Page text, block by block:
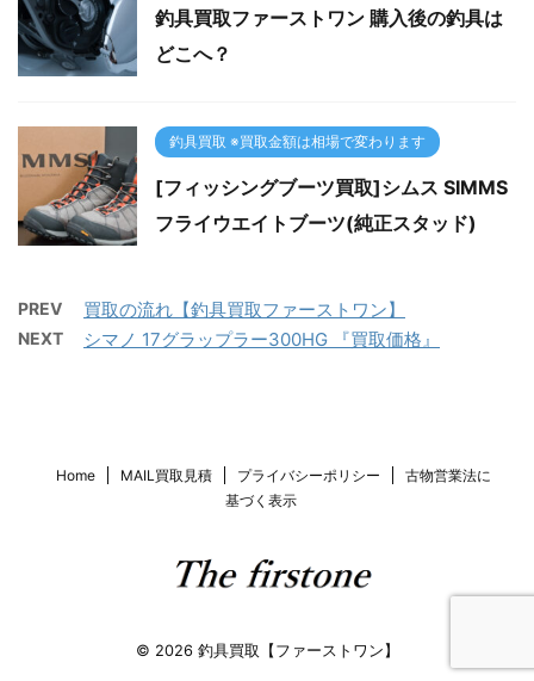
釣具買取ファーストワン 購入後の釣具は
どこへ？
釣具買取 ※買取金額は相場で変わります
[フィッシングブーツ買取]シムス SIMMS
フライウエイトブーツ(純正スタッド)
PREV 買取の流れ【釣具買取ファーストワン】
NEXT シマノ 17グラップラー300HG 『買取価格』
Home MAIL買取見積 プライバシーポリシー
古物営業法に
基づく表示
© 2026 釣具買取【ファーストワン】